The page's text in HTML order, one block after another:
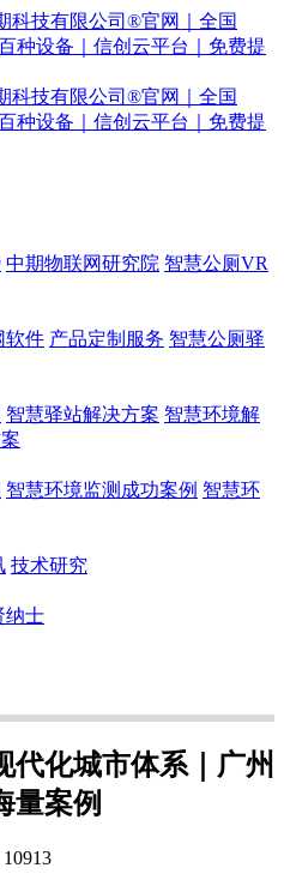
中期物联网研究院 智慧公厕VR
软件 产品定制服务 智慧公厕驿
智慧驿站解决方案 智慧环境解
智慧环境监测成功案例 智慧环
技术研究
纳士
代化城市体系｜广州
量案例
10913